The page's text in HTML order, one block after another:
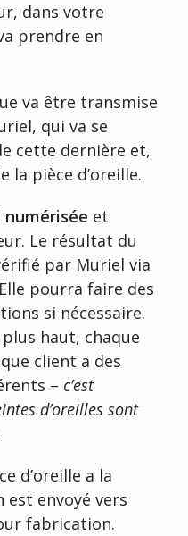
dans votre
prendre en
va être transmise
qui va se
cette dernière et,
la pièce d’oreille.
numérisée et
Le résultat du
par Muriel via
pourra faire des
si nécessaire.
haut, chaque
client a des
– c’est
d’oreilles sont
d’oreille a la
est envoyé vers
fabrication.